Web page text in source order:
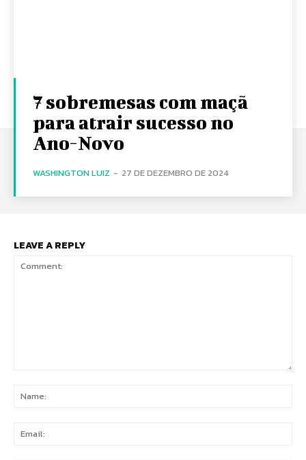
7 sobremesas com maçã
para atrair sucesso no
Ano-Novo
WASHINGTON LUIZ - 27 DE DEZEMBRO DE 2024
LEAVE A REPLY